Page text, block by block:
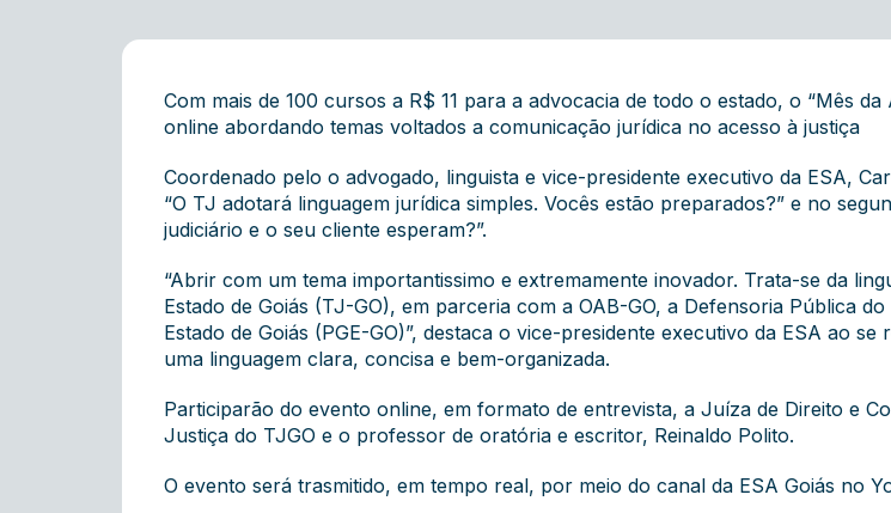
Com mais de 100 cursos a R$ 11 para a advocacia de todo o estado, o “Mês
online abordando temas voltados a comunicação jurídica no acesso à justiça
Coordenado pelo o advogado, linguista e vice-presidente executivo da ESA,
“O TJ adotará linguagem jurídica simples. Vocês estão preparados?” e no
judiciário e o seu cliente esperam?”.
“Abrir com um tema importantissimo e extremamente inovador. Trata-se da
Estado de Goiás (TJ-GO), em parceria com a OAB-GO, a Defensoria Pública
Estado de Goiás (PGE-GO)”, destaca o vice-presidente executivo da ESA ao
uma linguagem clara, concisa e bem-organizada.
Participarão do evento online, em formato de entrevista, a Juíza de Direito e
Justiça do TJGO e o professor de oratória e escritor, Reinaldo Polito.
O evento será trasmitido, em tempo real, por meio do canal da ESA Goiás no